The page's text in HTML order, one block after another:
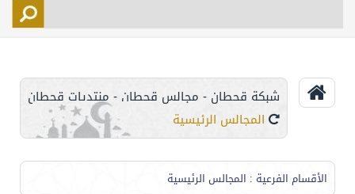
التحكم
شبكة قحطان - مجالس قحطان - منتديات قحطان
المجالس الرئيسية
الأقسام الفرعية : المجالس الرئيسية